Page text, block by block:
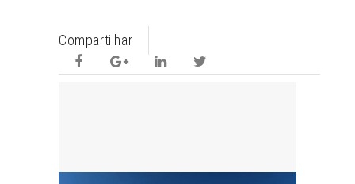
Compartilhar